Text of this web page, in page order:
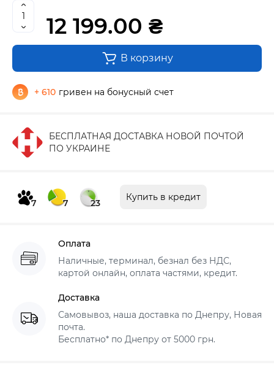
12 199.00 ₴
В корзину
+ 610 гривен на бонусный счет
БЕСПЛАТНАЯ ДОСТАВКА НОВОЙ ПОЧТОЙ
ПО УКРАИНЕ
7 7 23
Купить в кредит
Оплата
Наличные, терминал, безнал без НДС,
картой онлайн, оплата частями, кредит.
Доставка
Самовывоз, наша доставка по Днепру, Новая
почта.
Бесплатно* по Днепру от 5000 грн.